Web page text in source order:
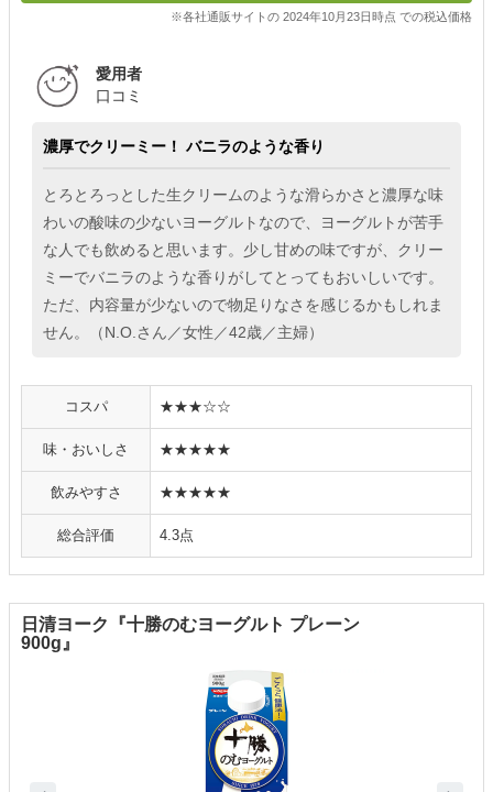
※各社通販サイトの 2024年10月23日時点 での税込価格
愛用者
口コミ
濃厚でクリーミー！ バニラのような香り
とろとろっとした生クリームのような滑らかさと濃厚な味
わいの酸味の少ないヨーグルトなので、ヨーグルトが苦手
な人でも飲めると思います。少し甘めの味ですが、クリー
ミーでバニラのような香りがしてとってもおいしいです。
ただ、内容量が少ないので物足りなさを感じるかもしれま
せん。（N.O.さん／女性／42歳／主婦）
コスパ ★★★☆☆
味・おいしさ ★★★★★
飲みやすさ ★★★★★
総合評価 4.3点
日清ヨーク『十勝のむヨーグルト プレーン
900g』